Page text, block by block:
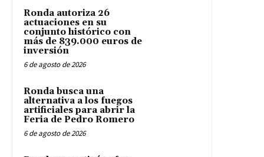
Ronda autoriza 26
actuaciones en su
conjunto histórico con
más de 839.000 euros de
inversión
6 de agosto de 2026
Ronda busca una
alternativa a los fuegos
artificiales para abrir la
Feria de Pedro Romero
6 de agosto de 2026